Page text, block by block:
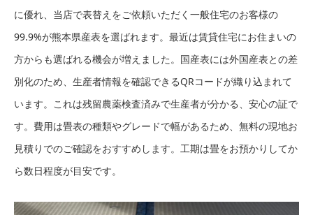
に優れ、当店で表替えをご依頼いただく一般住宅のお客様の
99.9%が熊本県産表を選ばれます。最近は賃貸住宅にお住まいの
方からも選ばれる機会が増えました。国産表には外国産表との差
別化のため、生産者情報を確認できるQRコードが織り込まれて
います。これは残留農薬検査済みで生産者が分かる、安心の証で
す。費用は畳表の種類やグレードで幅があるため、無料の現地お
見積りでのご確認をおすすめします。工期は畳をお預かりしてか
ら数日程度が目安です。